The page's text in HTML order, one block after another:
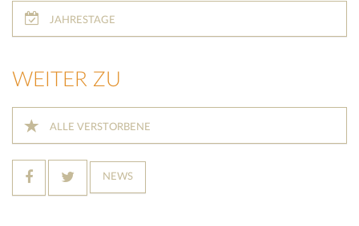
JAHRESTAGE
WEITER ZU
ALLE VERSTORBENE
NEWS